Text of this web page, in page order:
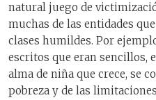
natural juego de
muchas de las entidades
clases humildes. Por
escritos que eran sencillos,
alma de niña que crece, se
pobreza y de las